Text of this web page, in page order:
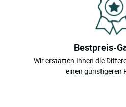
Bestpreis-
Wir erstatten Ihnen die
einen günstigeren